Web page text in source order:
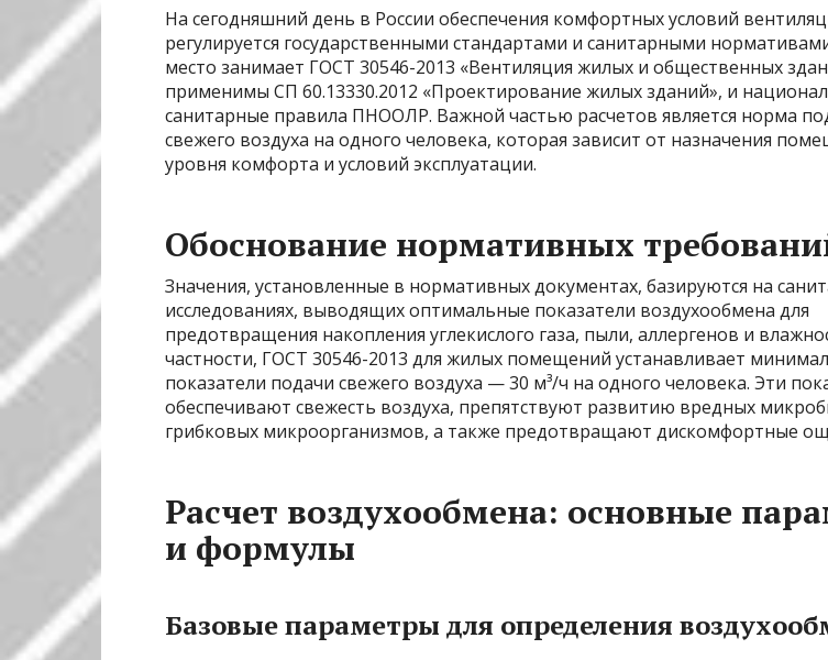
На сегодняшний день в России обеспечения комфортных условий
регулируется государственными стандартами и санитарными
место занимает ГОСТ 30546-2013 «Вентиляция жилых и общественных
применимы СП 60.13330.2012 «Проектирование жилых зданий», и
санитарные правила ПНООЛР. Важной частью расчетов является норма
свежего воздуха на одного человека, которая зависит от назначения
уровня комфорта и условий эксплуатации.
Обоснование нормативных
Значения, установленные в нормативных документах, базируются на
исследованиях, выводящих оптимальные показатели воздухообмена для
предотвращения накопления углекислого газа, пыли, аллергенов и
частности, ГОСТ 30546-2013 для жилых помещений устанавливает
показатели подачи свежего воздуха — 30 м³/ч на одного человека. Эти
обеспечивают свежесть воздуха, препятствуют развитию вредных
грибковых микроорганизмов, а также предотвращают дискомфортные
Расчет воздухообмена: основные
и формулы
Базовые параметры для определения